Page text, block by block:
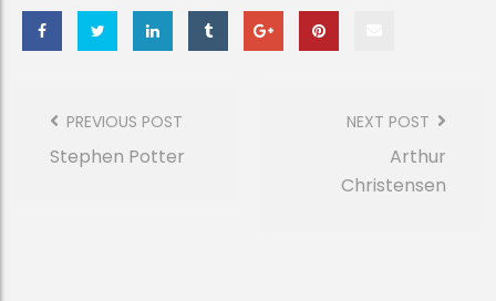
Navigation
PREVIOUS POST
Stephen Potter
NEXT POST
Arthur
Christensen